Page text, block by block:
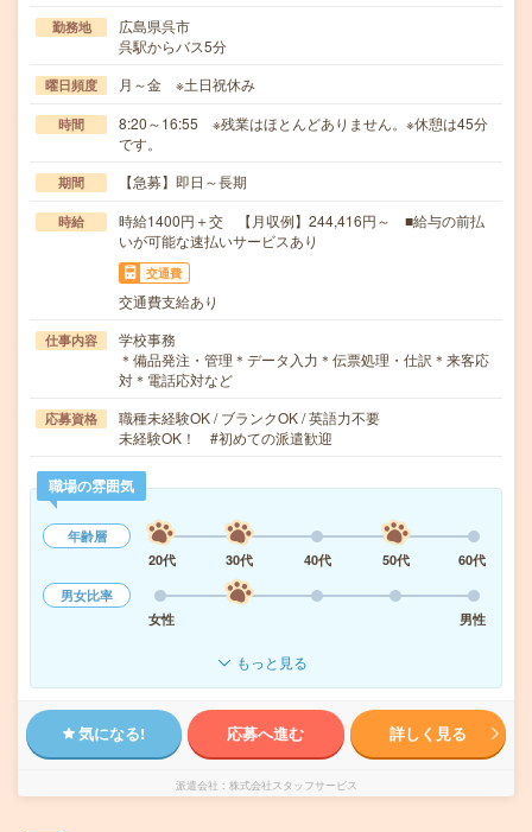
勤務地
広島県呉市
呉駅からバス5分
曜日頻度 月～金 ※土日祝休み
時間
8:20～16:55 ※残業はほとんどありません。※休憩は45分
です。
期間 【急募】即日～長期
時給
時給1400円＋交 【月収例】244,416円～ ■給与の前払
いが可能な速払いサービスあり
交通費
交通費支給あり
仕事内容
学校事務
＊備品発注・管理＊データ入力＊伝票処理・仕訳＊来客応
対＊電話応対など
応募資格
職種未経験OK / ブランクOK / 英語力不要
未経験OK！ #初めての派遣歓迎
職場の雰囲気
年齢層
20代
30代 40代 50代
60代
男女比率
女性
男性
もっと見る
気になる! 応募へ進む 詳しく見る
派遣会社 株式会社スタッフサービス